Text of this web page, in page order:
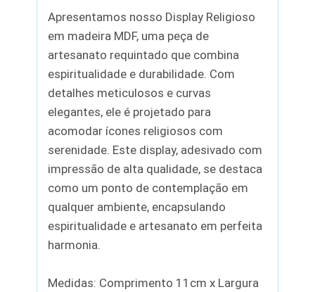
Apresentamos nosso Display Religioso
em madeira MDF, uma peça de
artesanato requintado que combina
espiritualidade e durabilidade. Com
detalhes meticulosos e curvas
elegantes, ele é projetado para
acomodar ícones religiosos com
serenidade. Este display, adesivado com
impressão de alta qualidade, se destaca
como um ponto de contemplação em
qualquer ambiente, encapsulando
espiritualidade e artesanato em perfeita
harmonia.
Medidas: Comprimento 11cm x Largura